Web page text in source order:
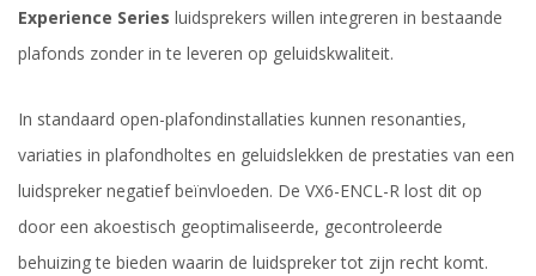
Experience Series luidsprekers willen integreren in bestaande
plafonds zonder in te leveren op geluidskwaliteit.
In standaard open-plafondinstallaties kunnen resonanties,
variaties in plafondholtes en geluidslekken de prestaties van een
luidspreker negatief beïnvloeden. De VX6-ENCL-R lost dit op
door een akoestisch geoptimaliseerde, gecontroleerde
behuizing te bieden waarin de luidspreker tot zijn recht komt.